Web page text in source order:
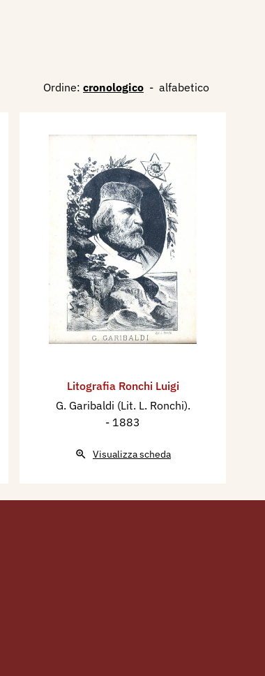
Ordine: cronologico - alfabetico
Litografia Ronchi Luigi
G. Garibaldi (Lit. L. Ronchi).
- 1883
Visualizza scheda